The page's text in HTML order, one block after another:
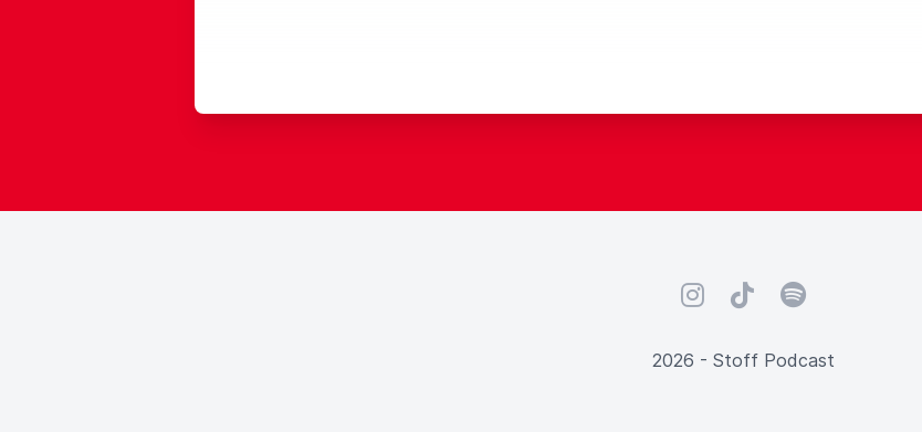
InstagramTikTokSpotify
2026 - Stoff Podcast